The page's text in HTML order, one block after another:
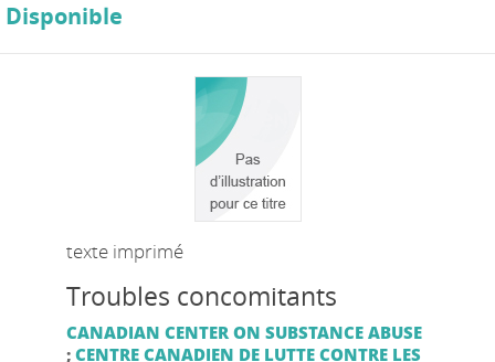
Disponible
texte imprimé
Troubles concomitants
CANADIAN CENTER ON SUBSTANCE ABUSE
; CENTRE CANADIEN DE LUTTE CONTRE LES